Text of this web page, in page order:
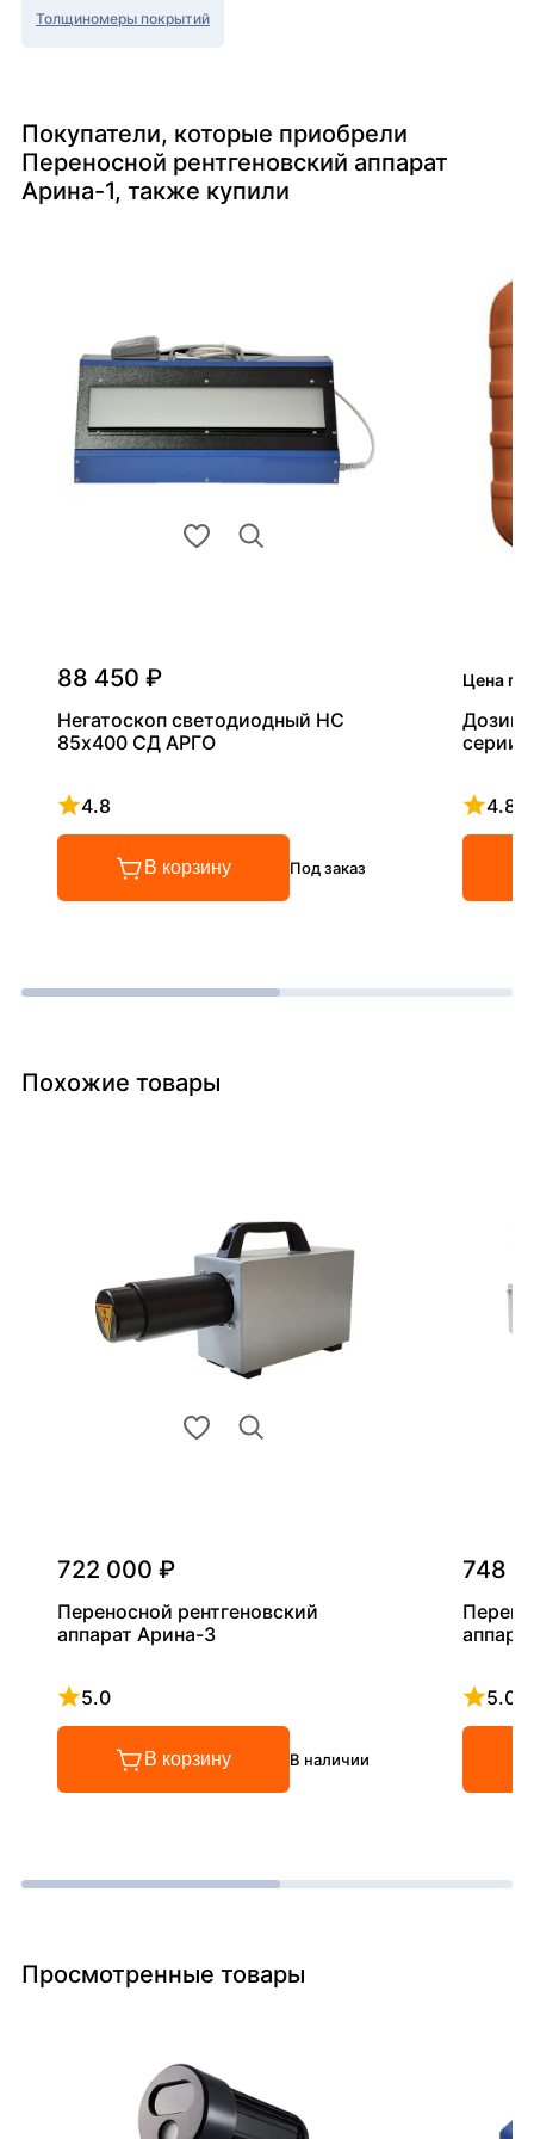
Толщиномеры покрытий
Покупатели, которые приобрели
Переносной рентгеновский аппарат
Арина-1, также купили
88 450 ₽
Негатоскоп светодиодный НС
85х400 СД АРГО
4.8
Рейтинг 4.8 из 5
В корзину Под заказ
Цена по
серии
4.8
Похожие товары
722 000 ₽
Переносной рентгеновский
аппарат Арина-3
5.0
Рейтинг 5 из 5
В корзину В наличии
748
5.0
Просмотренные товары